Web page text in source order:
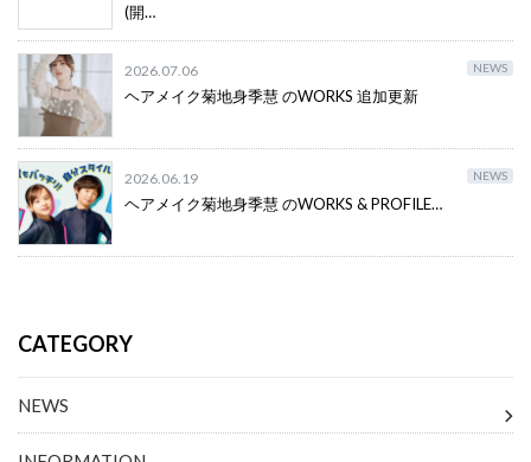
(開…
2026.07.06 NEWS
ヘアメイク菊地身季慧 のWORKS 追加更新
2026.06.19 NEWS
ヘアメイク菊地身季慧 のWORKS & PROFILE…
CATEGORY
NEWS